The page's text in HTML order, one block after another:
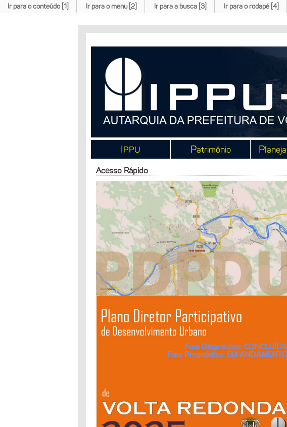
Ir para o conteúdo [1] Ir para o menu [2] Ir para a busca [3] Ir para o rodapé [4]
IPPU Patrimônio P
Acesso Rápido